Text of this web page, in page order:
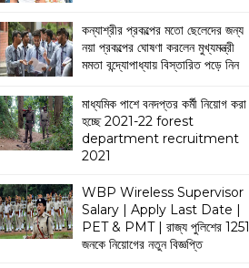
কন্যাশ্রীর প্রকল্পের মতো ছেলেদের জন্য
নয়া প্রকল্পের ঘোষণা করলেন মুখ্যমন্ত্রী
মমতা বন্দ্যোপাধ্যায় বিস্তারিত পড়ে নিন
মাধ্যমিক পাশে বনদপ্তর কর্মী নিয়োগ করা
হচ্ছে 2021-22 forest
department recruitment
2021
WBP Wireless Supervisor
Salary | Apply Last Date |
PET & PMT | রাজ্য পুলিশের 1251
জনকে নিয়োগের নতুন বিজ্ঞপ্তি